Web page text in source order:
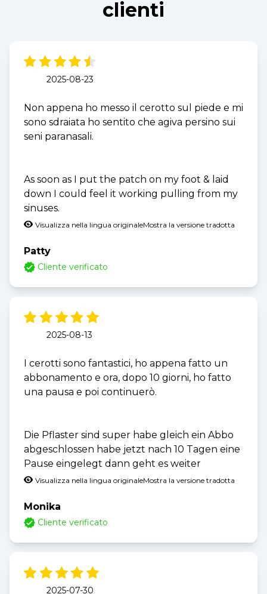
clienti
2025-08-23
Non appena ho messo il cerotto sul piede e mi
sono sdraiata ho sentito che agiva persino sui
seni paranasali.
As soon as I put the patch on my foot & laid
down I could feel it working pulling from my
sinuses.
Visualizza nella lingua originaleMostra la versione tradotta
Patty
Cliente verificato
2025-08-13
I cerotti sono fantastici, ho appena fatto un
abbonamento e ora, dopo 10 giorni, ho fatto
una pausa e poi continuerò.
Die Pflaster sind super habe gleich ein Abbo
abgeschlossen habe jetzt nach 10 Tagen eine
Pause eingelegt dann geht es weiter
Visualizza nella lingua originaleMostra la versione tradotta
Monika
Cliente verificato
2025-07-30